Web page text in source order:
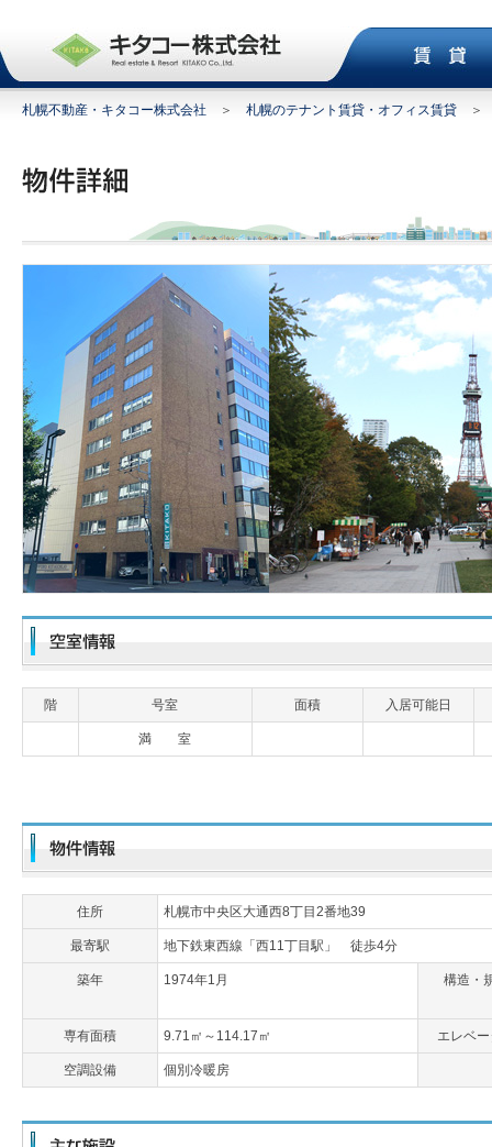
札幌不動産・キタコー株式会社 ＞ 札幌のテナント賃貸・オフィス賃貸 ＞
階 号室 面積 入居可能日
満 室
住所 札幌市中央区大通西8丁目2番地39
最寄駅 地下鉄東西線「西11丁目駅」 徒歩4分
築年 1974年1月 構造・
専有面積 9.71㎡～114.17㎡ エレベ
空調設備 個別冷暖房